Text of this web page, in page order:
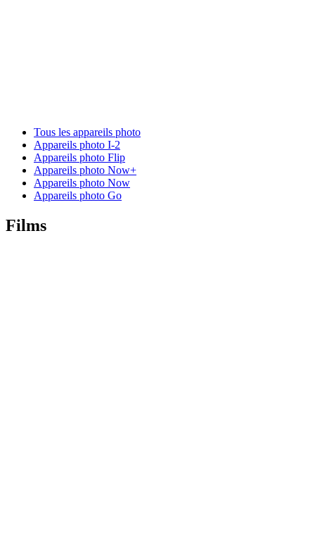
Tous les appareils photo
Appareils photo I-2
Appareils photo Flip
Appareils photo Now+
Appareils photo Now
Appareils photo Go
Films